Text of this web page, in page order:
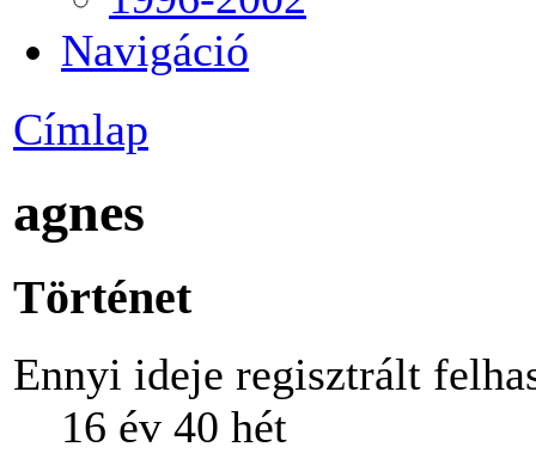
Navigáció
Címlap
agnes
Történet
Ennyi ideje regisztrált
16 év 40 hét